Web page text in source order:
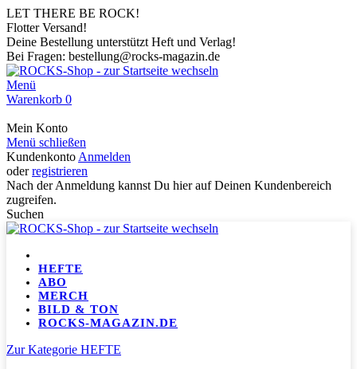
LET THERE BE ROCK!
Flotter Versand!
Deine Bestellung unterstützt Heft und Verlag!
Bei Fragen: bestellung@rocks-magazin.de
Menü
Warenkorb 0
Mein Konto
Menü schließen
Kundenkonto Anmelden
oderregistrieren
Nach der Anmeldung kannst Du hier auf Deinen Kundenbereich
zugreifen.
Suchen
HEFTE
ABO
MERCH
BILD & TON
ROCKS-MAGAZIN.DE
Zur Kategorie HEFTE